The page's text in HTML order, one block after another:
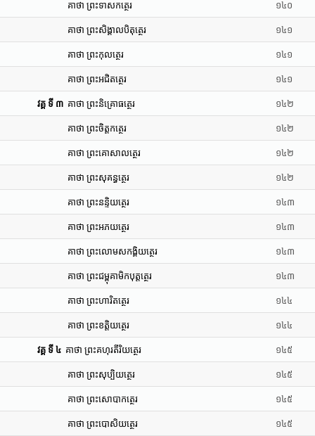
គាថា ព្រះទាសកត្ថេរ ១៤០
គាថា ព្រះសិង្គាលបិតុត្ថេរ ១៤១
គាថា ព្រះកុលត្ថេរ ១៤១
គាថា ព្រះអជិតត្ថេរ ១៤១
វគ្គ ទី ៣ គាថា ព្រះនិគ្រោធត្ថេរ ១៤២
គាថា ព្រះចិត្តកត្ថេរ ១៤២
គាថា ព្រះគោសាលត្ថេរ ១៤២
គាថា ព្រះសុគន្ធត្ថេរ ១៤២
គាថា ព្រះនន្ទិយត្ថេរ ១៤៣
គាថា ព្រះអភយត្ថេរ ១៤៣
គាថា ព្រះលោមសកង្គិយត្ថេរ ១៤៣
គាថា ព្រះជម្ពុគាមិកបុត្តត្ថេរ ១៤៣
គាថា ព្រះហារិតត្ថេរ ១៤៤
គាថា ព្រះខត្តិយត្ថេរ ១៤៤
វគ្គ ទី ៤ គាថា ព្រះគហុរតីរិយត្ថេរ ១៤៥
គាថា ព្រះសុប្បិយត្ថេរ ១៤៥
គាថា ព្រះសោបាកត្ថេរ ១៤៥
គាថា ព្រះបោសិយត្ថេរ ១៤៥